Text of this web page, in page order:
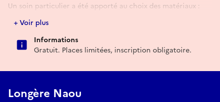
Un soin particulier a été apporté au choix des matériaux :
terre crue, paille, bois, pierre, chaux… tous naturels et,
autant que possible, issus de filières locales. Les techniques
de mise en œuvre s’appuient sur des savoir-faire
traditionnels et éco-responsables.
à ces matériaux bio et géo-sourcés et à leur mise en œuvre.
+ Voir plus
Informations
Gratuit. Places limitées, inscription obligatoire.
Longère Naou